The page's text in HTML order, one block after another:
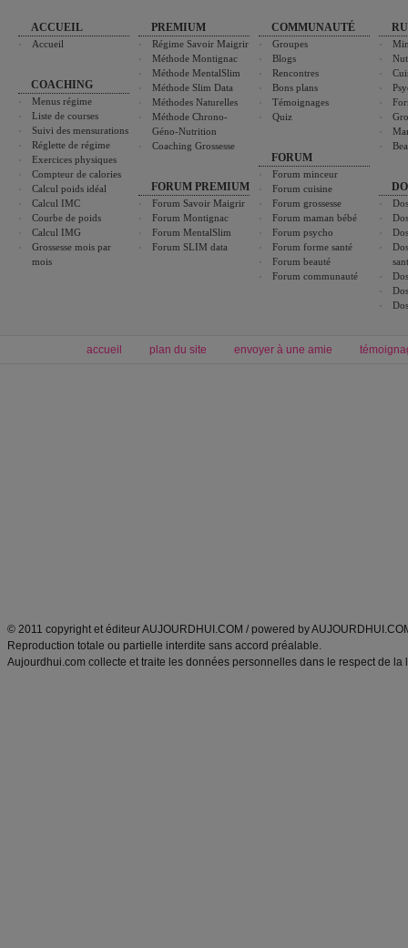
ACCUEIL
Accueil
COACHING
Menus régime
Liste de courses
Suivi des mensurations
Réglette de régime
Exercices physiques
Compteur de calories
Calcul poids idéal
Calcul IMC
Courbe de poids
Calcul IMG
Grossesse mois par
mois
PREMIUM
Régime Savoir Maigrir
Méthode Montignac
Méthode MentalSlim
Méthode Slim Data
Méthodes Naturelles
Méthode Chrono-
Géno-Nutrition
Coaching Grossesse
FORUM PREMIUM
Forum Savoir Maigrir
Forum Montignac
Forum MentalSlim
Forum SLIM data
COMMUNAUTÉ
Groupes
Blogs
Rencontres
Bons plans
Témoignages
Quiz
FORUM
Forum minceur
Forum cuisine
Forum grossesse
Forum maman bébé
Forum psycho
Forum forme santé
Forum beauté
Forum communauté
accueil plan du site envoyer à une amie
© 2011 copyright et éditeur AUJOURDHUI.COM / powered by
Reproduction totale ou partielle interdite sans accord préalable.
Aujourdhui.com collecte et traite les données personnelles dans le respect de